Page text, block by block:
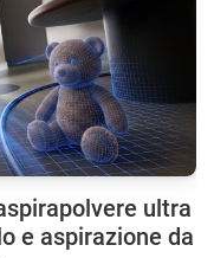
ultra
e aspirazione da